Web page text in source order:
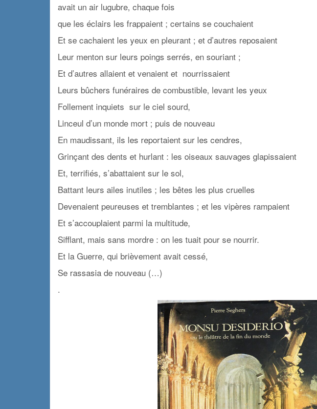
avait un air lugubre, chaque fois
que les éclairs les frappaient ; certains se couchaient
Et se cachaient les yeux en pleurant ; et d’autres reposaient
Leur menton sur leurs poings serrés, en souriant ;
Et d’autres allaient et venaient et nourrissaient
Leurs bûchers funéraires de combustible, levant les yeux
Follement inquiets sur le ciel sourd,
Linceul d’un monde mort ; puis de nouveau
En maudissant, ils les reportaient sur les cendres,
Grinçant des dents et hurlant : les oiseaux sauvages glapissaient
Et, terrifiés, s’abattaient sur le sol,
Battant leurs ailes inutiles ; les bêtes les plus cruelles
Devenaient peureuses et tremblantes ; et les vipères rampaient
Et s’accouplaient parmi la multitude,
Sifflant, mais sans mordre : on les tuait pour se nourrir.
Et la Guerre, qui brièvement avait cessé,
Se rassasia de nouveau (…)
.